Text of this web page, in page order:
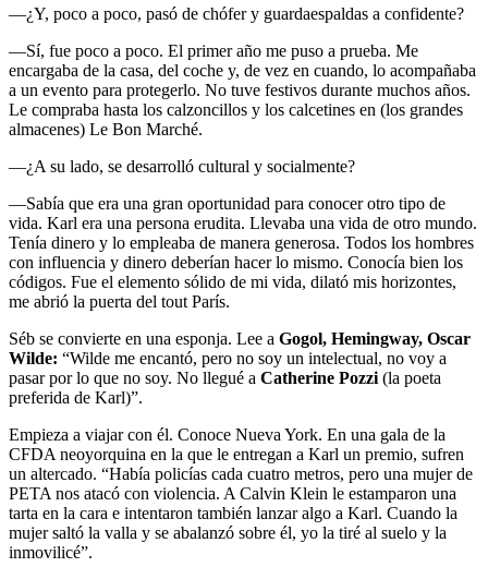
—¿Y, poco a poco, pasó de chófer y guardaespaldas a confidente?
—Sí, fue poco a poco. El primer año me puso a prueba. Me
encargaba de la casa, del coche y, de vez en cuando, lo acompañaba
a un evento para protegerlo. No tuve festivos durante muchos años.
Le compraba hasta los calzoncillos y los calcetines en (los grandes
almacenes) Le Bon Marché.
—¿A su lado, se desarrolló cultural y socialmente?
—Sabía que era una gran oportunidad para conocer otro tipo de
vida. Karl era una persona erudita. Llevaba una vida de otro mundo.
Tenía dinero y lo empleaba de manera generosa. Todos los hombres
con influencia y dinero deberían hacer lo mismo. Conocía bien los
códigos. Fue el elemento sólido de mi vida, dilató mis horizontes,
me abrió la puerta del tout París.
Séb se convierte en una esponja. Lee a Gogol, Hemingway, Oscar
Wilde: “Wilde me encantó, pero no soy un intelectual, no voy a
pasar por lo que no soy. No llegué a Catherine Pozzi(la poeta
preferida de Karl)”.
Empieza a viajar con él. Conoce Nueva York. En una gala de la
CFDA neoyorquina en la que le entregan a Karl un premio, sufren
un altercado. “Había policías cada cuatro metros, pero una mujer de
PETA nos atacó con violencia. A Calvin Klein le estamparon una
tarta en la cara e intentaron también lanzar algo a Karl. Cuando la
mujer saltó la valla y se abalanzó sobre él, yo la tiré al suelo y la
inmovilicé”.